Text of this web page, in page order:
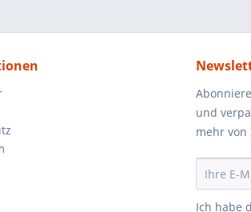
und
mehr von
Ich habe